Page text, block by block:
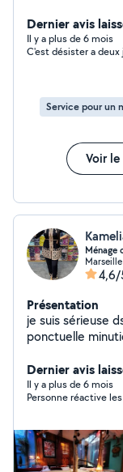
des spécialités
dans des
vous et à
Dernier avis
Il y a plus de 6 mois
C'est désister a
Service pour un
Voir
Ménage
4,6/
Présentation
je suis sérieuse ds mon
ponctuelle minutieuse organisée je suis
des enfants les weekends En fin
malade de nuit
Dernier avis
Il y a plus de 6 mois
Personne réactive